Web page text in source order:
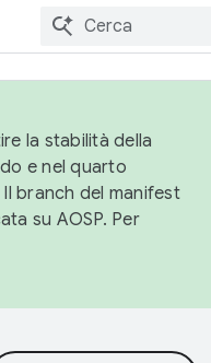
la stabilità della
e nel quarto
Il branch del manifest
su AOSP. Per